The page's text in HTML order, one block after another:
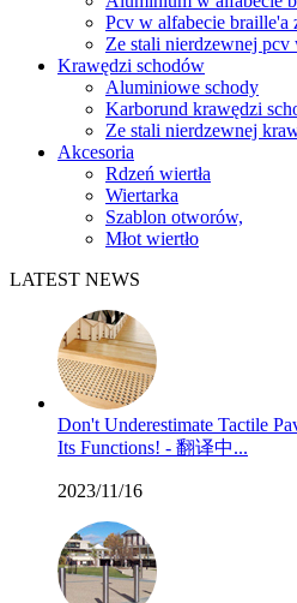
Pcv w alfabecie braille'a
Ze stali nierdzewnej
Krawędzi schodów
Aluminiowe schody
Karborund krawędzi
Ze stali nierdzewnej
Akcesoria
Rdzeń wiertła
Wiertarka
Szablon otworów,
Młot wiertło
LATEST NEWS
Don't Underestimate Tactile
Its Functions! - 翻译中...
2023/11/16